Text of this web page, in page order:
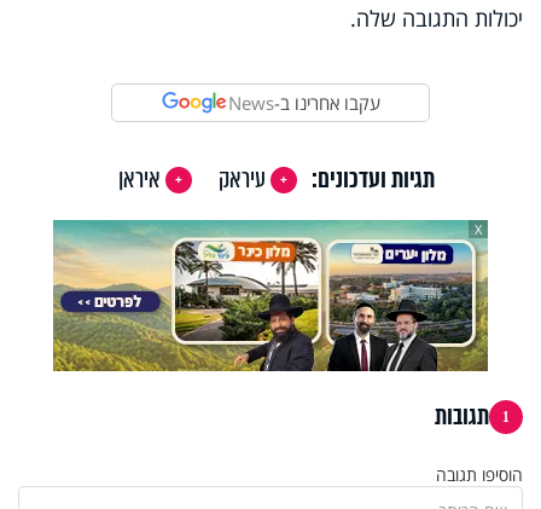
יכולות התגובה שלה.
עקבו אחרינו ב-News
תגיות ועדכונים: עיראק איראן
X
1 תגובות
הוסיפו תגובה